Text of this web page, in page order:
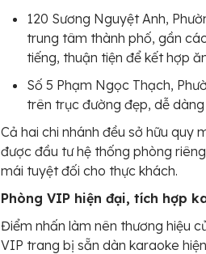
120 Sương Nguyệt Anh,
trung tâm thành phố, gần
tiếng, thuận tiện để kết hợp
Số 5 Phạm Ngọc Thạch,
trên trục đường đẹp, dễ
Cả hai chi nhánh đều sở hữu quy
được đầu tư hệ thống phòng
mái tuyệt đối cho thực khách.
Phòng VIP hiện đại, tích hợp
Điểm nhấn làm nên thương hiệu
VIP trang bị sẵn dàn karaoke